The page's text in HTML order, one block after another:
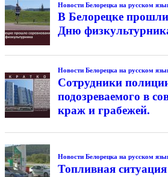
Новости Белорецка на русском
В Белорецке
Дню
Новости Белорецка на русском
Сотрудники
подозреваемого в
краж и грабежей.
Новости Белорецка на русском
Топливная